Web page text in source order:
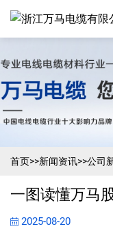
首页>>新闻资讯>>公司
一图读懂万马
2025-08-20